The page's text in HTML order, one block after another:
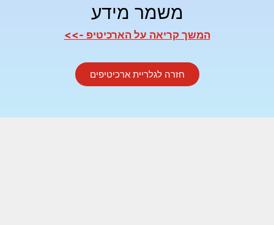
משמר מידע
המשך קריאה על הארכיטיפ ->>
חזרה לגלריית ארכיטיפים